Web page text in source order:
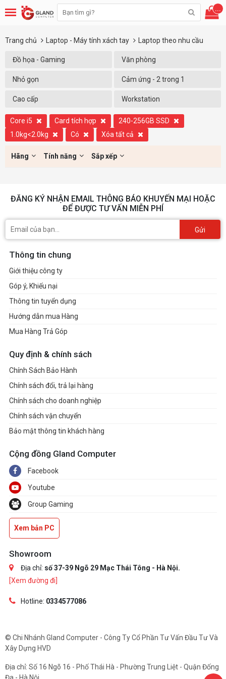
...
Trang chủ Laptop - Máy tính xách tay Laptop theo nhu cầu
Đồ họa - Gaming Văn phòng
Nhỏ gọn Cảm ứng - 2 trong 1
Cao cấp Workstation
Core i5 Card tích hợp
240-256GB SSD
1.0kg<2.0kg
Có Xóa tất cả
Hãng Tính năng Sắp xếp
ĐĂNG KÝ NHẬN EMAIL THÔNG BÁO KHUYẾN MẠI HOẶC
ĐỂ ĐƯỢC TƯ VẤN MIỄN PHÍ
Gửi
Thông tin chung
Giới thiệu công ty
Góp ý, Khiếu nại
Thông tin tuyển dụng
Hướng dẫn mua Hàng
Mua Hàng Trả Góp
Quy định & chính sách
Chính Sách Bảo Hành
Chính sách đổi, trả lại hàng
Chính sách cho doanh nghiệp
Chính sách vận chuyển
Bảo mật thông tin khách hàng
Cộng đồng Gland Computer
Facebook
Youtube
Group Gaming
Xem bản PC
Showroom
Địa chỉ: số 37-39 Ngõ 29 Mạc Thái Tông - Hà Nội.
[Xem đường đi]
Hotline: 0334577086
© Chi Nhánh Gland Computer - Công Ty Cổ Phần Tư Vấn Đầu Tư Và
Xây Dựng HVD
Địa chỉ: Số 16 Ngõ 16 - Phố Thái Hà - Phường Trung Liệt - Quận Đống